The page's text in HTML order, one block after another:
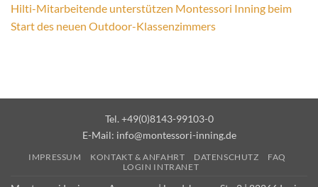
Hilti-Mitarbeitende unterstützen Montessori Inning beim
Start des neuen Outdoor-Klassenzimmers
Tel. +49(0)8143-99103-0
E-Mail: info@montessori-inning.de
IMPRESSUM KONTAKT & ANFAHRT DATENSCHUTZ
FAQ
LOGIN INTRANET